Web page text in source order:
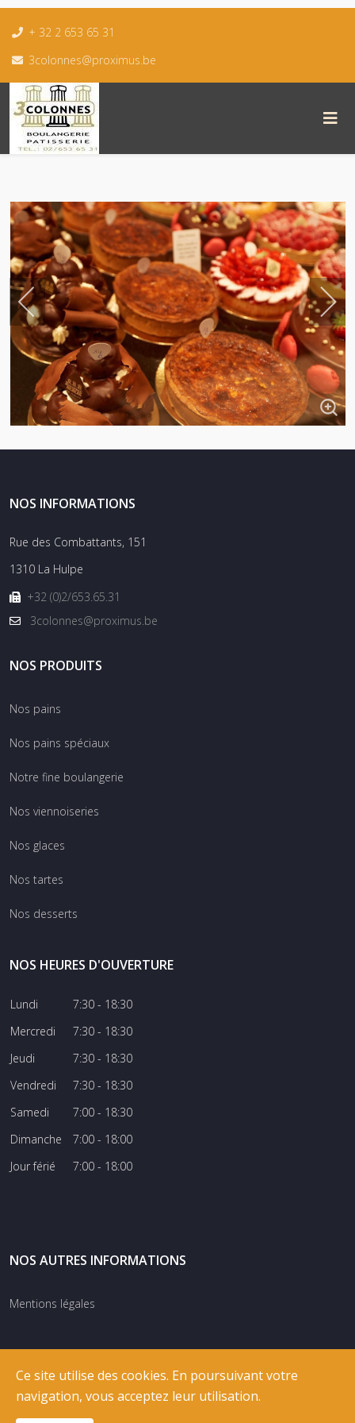
+ 32 2 653 65 31
3colonnes@proximus.be
NOS INFORMATIONS
Rue des Combattants, 151
1310 La Hulpe
+32 (0)2/653.65.31
3colonnes@proximus.be
NOS PRODUITS
Nos pains
Nos pains spéciaux
Notre fine boulangerie
Nos viennoiseries
Nos glaces
Nos tartes
Nos desserts
NOS HEURES D'OUVERTURE
Lundi
Mercredi
Jeudi
Vendredi
Samedi
Dimanche
Jour férié
7:30 - 18:30
7:30 - 18:30
7:30 - 18:30
7:30 - 18:30
7:00 - 18:30
7:00 - 18:00
7:00 - 18:00
NOS AUTRES INFORMATIONS
Mentions légales
Ce site utilise des cookies. En poursuivant votre
navigation, vous acceptez leur utilisation.